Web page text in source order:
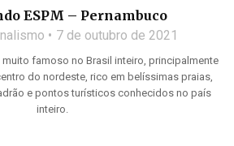
ESPM – Pernambuco
7 de outubro de 2021
famoso no Brasil inteiro, principalmente
do nordeste, rico em belíssimas praias,
e pontos turísticos conhecidos no país
inteiro.